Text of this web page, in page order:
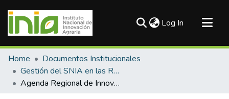
Log In (current)
Communities & Collections
All of DSpace
Statistics
Home
Documentos Institucionales
Gestión del SNIA en las Regiones
Agenda Regional de Innovación Agraria Arequipa 2021 - 2025